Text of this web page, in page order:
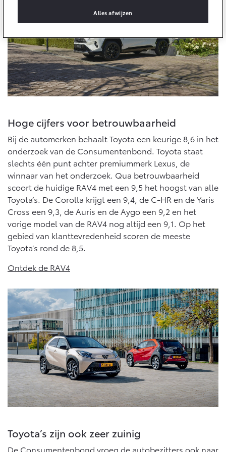
Banden
Connected
MyToyota login
MyToyota App
Abonnementen
Multimedia
Connected check
Navigatie updates
Hoge cijfers voor betrouwbaarheid
Bij de automerken behaalt Toyota een keurige 8,6 in het
onderzoek van de Consumentenbond. Toyota staat
slechts één punt achter premiummerk Lexus, de
winnaar van het onderzoek. Qua betrouwbaarheid
scoort de huidige RAV4 met een 9,5 het hoogst van alle
Toyota’s. De Corolla krijgt een 9,4, de C-HR en de Yaris
Cross een 9,3, de Auris en de Aygo een 9,2 en het
vorige model van de RAV4 nog altijd een 9,1. Op het
gebied van klanttevredenheid scoren de meeste
Toyota’s rond de 8,5.
Ontdek de RAV4
Toyota’s zijn ook zeer zuinig
De Consumentenbond vroeg de autobezitters ook naar
Alles afwijzen